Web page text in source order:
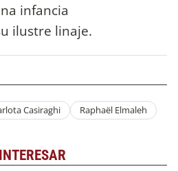
infancia
ilustre linaje.
Casiraghi Raphaël Elmaleh